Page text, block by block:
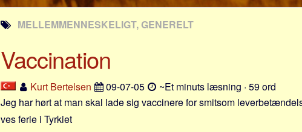
MELLEMMENNESKELIGT, GENERELT
Vaccination
Kurt Bertelsen 09-07-05
~Et minuts læsning · 59 ord
Jeg har hørt at man skal lade sig vaccinere for smitsom
ves ferie i Tyrkiet